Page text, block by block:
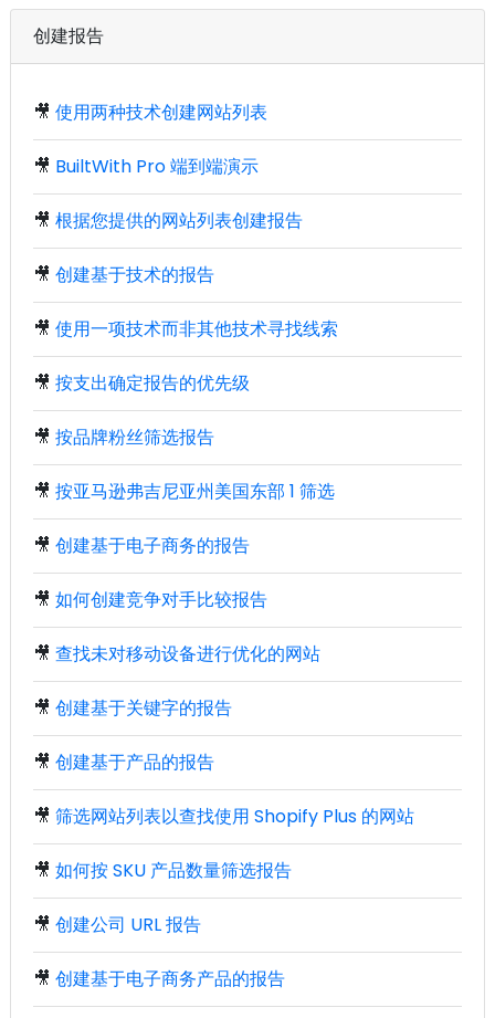
创建报告
🎥 使用两种技术创建网站列表
🎥 BuiltWith Pro 端到端演示
🎥 根据您提供的网站列表创建报告
🎥 创建基于技术的报告
🎥 使用一项技术而非其他技术寻找线索
🎥 按支出确定报告的优先级
🎥 按品牌粉丝筛选报告
🎥 按亚马逊弗吉尼亚州美国东部 1 筛选
🎥 创建基于电子商务的报告
🎥 如何创建竞争对手比较报告
🎥 查找未对移动设备进行优化的网站
🎥 创建基于关键字的报告
🎥 创建基于产品的报告
🎥 筛选网站列表以查找使用 Shopify Plus 的网站
🎥 如何按 SKU 产品数量筛选报告
🎥 创建公司 URL 报告
🎥 创建基于电子商务产品的报告